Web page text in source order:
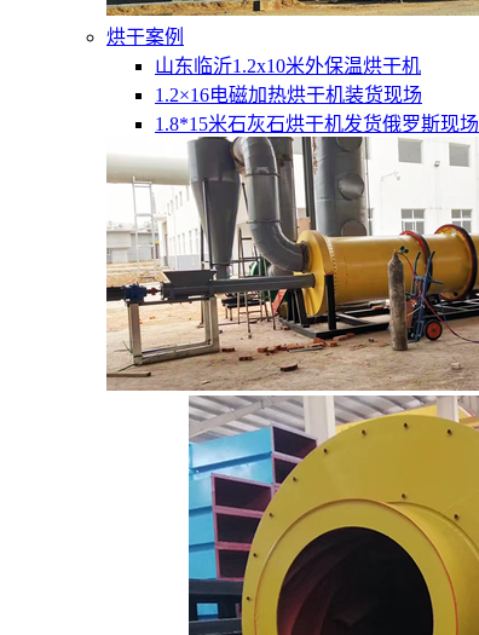
烘干案例
山东临沂1.2x10米外保温烘干机
1.2×16电磁加热烘干机装货现场
1.8*15米石灰石烘干机发货俄罗斯现场